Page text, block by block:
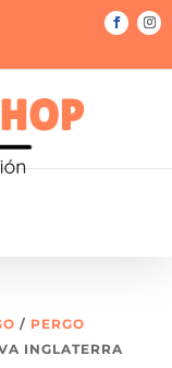
/ PERGO
INGLATERRA